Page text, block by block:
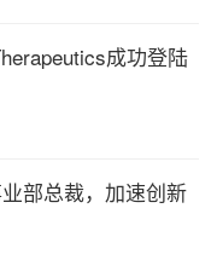
年收入恢复正增长
持领先地位
亿元，同比恢复
成功登陆
部总裁，加速创新